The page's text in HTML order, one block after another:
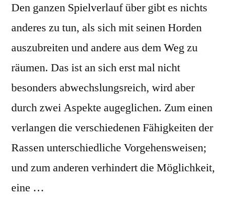
Den ganzen Spielverlauf über gibt es nichts
anderes zu tun, als sich mit seinen Horden
auszubreiten und andere aus dem Weg zu
räumen. Das ist an sich erst mal nicht
besonders abwechslungsreich, wird aber
durch zwei Aspekte augeglichen. Zum einen
verlangen die verschiedenen Fähigkeiten der
Rassen unterschiedliche Vorgehensweisen;
und zum anderen verhindert die Möglichkeit,
eine …